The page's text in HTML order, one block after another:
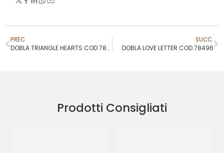
PREC
DOBLA TRIANGLE HEARTS COD.78077
SUCC.
DOBLA LOVE LETTER COD.78496
Prodotti Consigliati